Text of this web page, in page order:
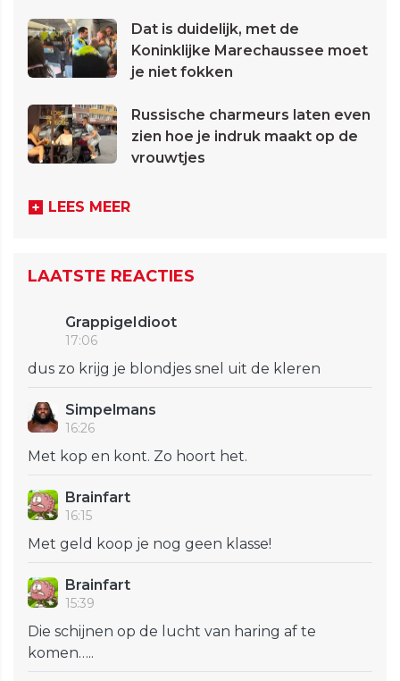
Dat is duidelijk, met de
Koninklijke Marechaussee moet
je niet fokken
Russische charmeurs laten even
zien hoe je indruk maakt op de
vrouwtjes
LEES MEER
LAATSTE REACTIES
GrappigeIdioot
17:06
dus zo krijg je blondjes snel uit de kleren
Simpelmans
16:26
Met kop en kont. Zo hoort het.
Brainfart
16:15
Met geld koop je nog geen klasse!
Brainfart
15:39
Die schijnen op de lucht van haring af te
komen…..